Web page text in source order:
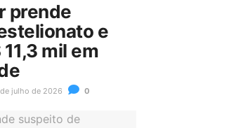
prende
e
mil em
julho de 2026 0